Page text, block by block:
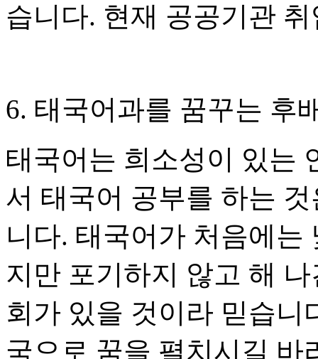
습니다. 현재 공공기관
6. 태국어과를 꿈꾸는 후
태국어는 희소성이 있는
서 태국어 공부를 하는
니다. 태국어가 처음에는
지만 포기하지 않고 해
회가 있을 것이라 믿습니
국으로 꿈을 펼치시길